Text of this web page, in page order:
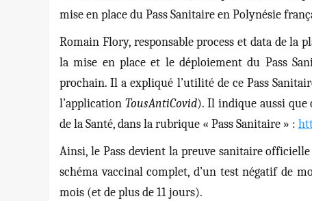
mise en place du Pass Sanitaire en Polynésie
Romain Flory, responsable process et data de la
la mise en place et le déploiement du Pass
prochain. Il a expliqué l’utilité de ce Pass
l’application TousAntiCovid). Il indique aussi que
de la Santé, dans la rubrique « Pass Sanitaire » :
Ainsi, le Pass devient la preuve sanitaire
schéma vaccinal complet, d’un test négatif de
mois (et de plus de 11 jours).